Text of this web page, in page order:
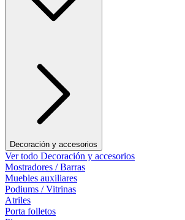
Decoración y accesorios
Ver todo Decoración y accesorios
Mostradores / Barras
Muebles auxiliares
Podiums / Vitrinas
Atriles
Porta folletos